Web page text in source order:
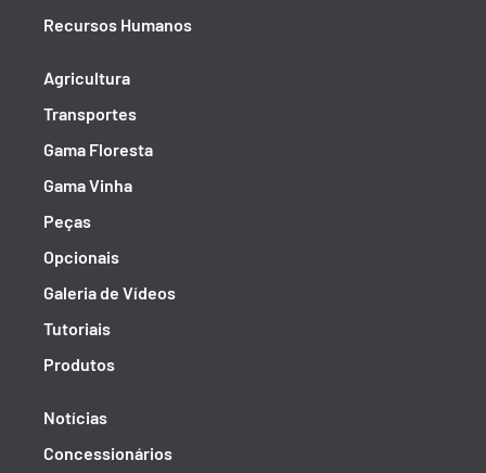
Recursos Humanos
Agricultura
Transportes
Gama Floresta
Gama Vinha
Peças
Opcionais
Galeria de Vídeos
Tutoriais
Produtos
Notícias
Concessionários